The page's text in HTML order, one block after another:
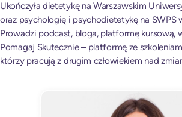
Ukończyła dietetykę na Warszawskim
oraz psychologię i psychodietetykę na SWPS
Prowadzi podcast, bloga, platformę kursową,
Pomagaj Skutecznie – platformę ze
którzy pracują z drugim człowiekiem nad